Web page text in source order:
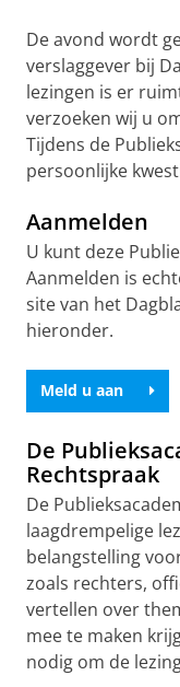
De avond wordt
verslaggever bij
lezingen is er
verzoeken wij u
Tijdens de
persoonlijke
Aanmelden
U kunt deze
Aanmelden is
site van het
hieronder.
Meld u aan
De
Rechtspraak
De
laagdrempelige
belangstelling
zoals rechters,
vertellen over
mee te maken
nodig om de